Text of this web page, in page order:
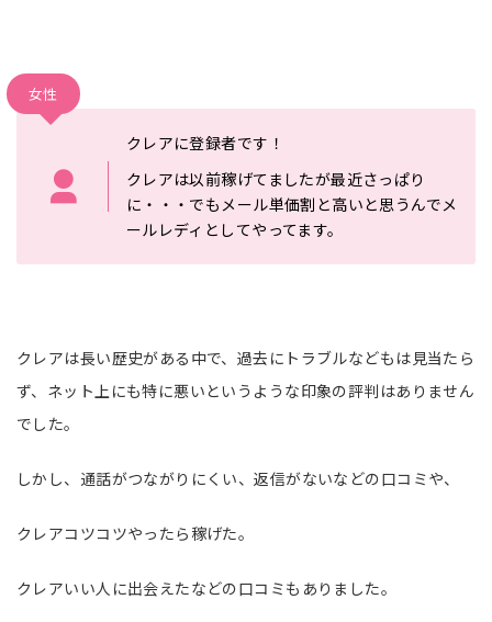
女性
クレアに登録者です！
クレアは以前稼げてましたが最近さっぱり
に・・・でもメール単価割と高いと思うんでメ
ールレディとしてやってます。
クレアは長い歴史がある中で、過去にトラブルなどもは見当たら
ず、ネット上にも特に悪いというような印象の評判はありません
でした。
しかし、通話がつながりにくい、返信がないなどの口コミや、
クレアコツコツやったら稼げた。
クレアいい人に出会えたなどの口コミもありました。